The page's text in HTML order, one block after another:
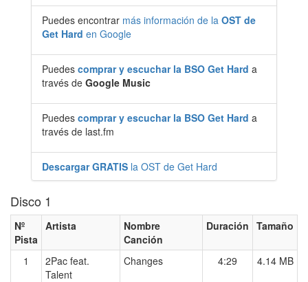
Puedes encontrar más información de la OST de
Get Hard en Google
Puedes comprar y escuchar la BSO Get Hard a
través de Google Music
Puedes comprar y escuchar la BSO Get Hard a
través de last.fm
Descargar GRATIS la OST de Get Hard
Disco 1
Nº
Pista
Artista
Nombre
Canción
Duración Tamaño
1
2Pac feat.
Talent
Changes 4:29 4.14 MB